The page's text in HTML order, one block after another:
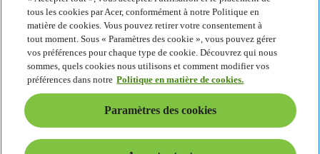
Responsabilité sociale de l'entreprise
Empreinte carbone du produit
Project Humanity
Earthion
Politique de confidentialité
Politique en matière de cookies
Mentions légales
Informations légales supplémentaires
Politique en matière d'accessibilité
Paramètres des cookies
France - Français
tous les cookies par Acer, conformément à notre Politique en
matière de cookies. Vous pouvez retirer votre consentement à
tout moment. Sous « Paramètres des cookie », vous pouvez gérer
vos préférences pour chaque type de cookie. Découvrez qui nous
sommes, quels cookies nous utilisons et comment modifier vos
préférences dans notre Politique en matière de cookies.
Paramètres des cookies